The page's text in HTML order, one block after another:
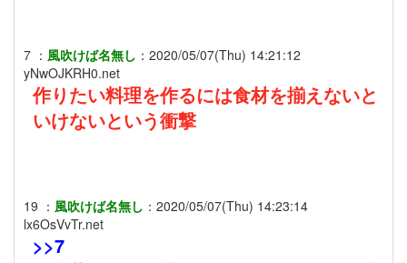
7 ： 風吹けば名無し ： 2020/05/07(Thu) 14:21:12
yNwOJKRH0.net
作りたい料理を作るには食材を揃えないと
いけないという衝撃
19 ： 風吹けば名無し ： 2020/05/07(Thu) 14:23:14
lx6OsVvTr.net
>>7